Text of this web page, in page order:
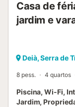
Casa de
jardim e
Deià, Serra de
8 pess. 4 quartos
Piscina, Wi-Fi,
Jardim,